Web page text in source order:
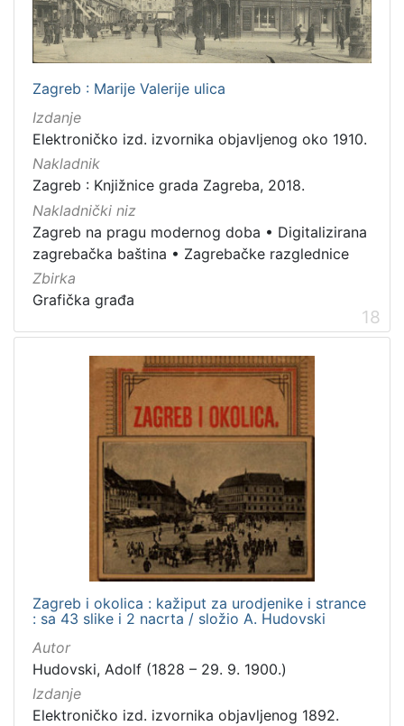
Zagreb : Marije Valerije ulica
Izdanje
Elektroničko izd. izvornika objavljenog oko 1910.
Nakladnik
Zagreb : Knjižnice grada Zagreba, 2018.
Nakladnički niz
Zagreb na pragu modernog doba • Digitalizirana
zagrebačka baština • Zagrebačke razglednice
Zbirka
Grafička građa
18
Zagreb i okolica : kažiput za urodjenike i strance
: sa 43 slike i 2 nacrta / složio A. Hudovski
Autor
Hudovski, Adolf (1828 – 29. 9. 1900.)
Izdanje
Elektroničko izd. izvornika objavljenog 1892.